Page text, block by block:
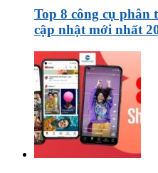
Top 8 công cụ phân
cập nhật mới nhất